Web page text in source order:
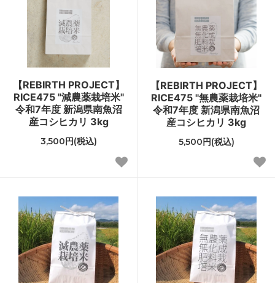
【REBIRTH PROJECT】
RICE475 "減農薬栽培米"
令和7年度 新潟県南魚沼
産コシヒカリ 3kg
3,500円(税込)
【REBIRTH PROJECT】
RICE475 "無農薬栽培米"
令和7年度 新潟県南魚沼
産コシヒカリ 3kg
5,500円(税込)